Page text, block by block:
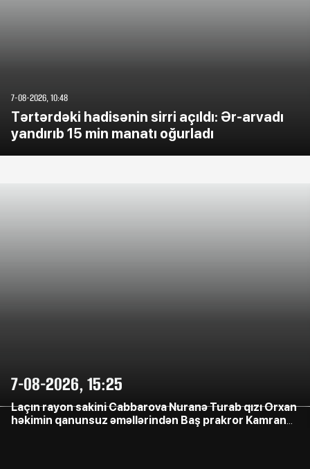
7-08-2026, 10:48
Tərtərdəki hadisənin sirri açıldı: Ər-arvadı
yandırıb 15 min manatı oğurladı
7-08-2026, 15:25
Laçın rayon sakini Cabbarova Nuranə Turab qızı Orxan
həkimin qanunsuz əməllərindən Baş prakror Kamran